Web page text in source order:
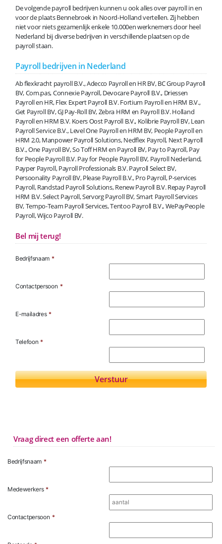
De volgende payroll bedrijven kunnen u ook alles over payroll in en
voor de plaats Bennebroek in Noord-Holland vertellen. Zij hebben
niet voor niets gezamenlijk enkele 10.000en werknemers door heel
Nederland bij diverse bedrijven in verschillende plaatsen op de
payroll staan.
Payroll bedrijven in Nederland
Ab flexkracht payroll B.V., Adecco Payroll en HR BV, BC Group Payroll
BV, Com.pas, Connexie Payroll, Devocare Payroll B.V., Driessen
Payroll en HR, Flex Expert Payroll B.V. Fortium Payroll en HRM B.V.,
Get Payroll BV, GJ Pay-Roll BV, Zebra HRM en Payroll B.V. Holland
Payroll en HRM B.V. Koers Oost Payroll B.V., Kolibrie Payroll BV, Lean
Payroll Service B.V., Level One Payroll en HRM BV, People Payroll en
HRM 2.0, Manpower Payroll Solutions, Nedflex Payroll, Next Payroll
B.V., One Payroll BV, So Toff HRM en Payroll BV, Pay to Payroll, Pay
for People Payroll B.V. Pay for People Payroll BV, Payroll Nederland,
Payper Payroll, Payroll Professionals B.V. Payroll Select BV,
Persoonality Payroll BV, Please Payroll B.V., Pro Payroll, P-services
Payroll, Randstad Payroll Solutions, Renew Payroll B.V. Repay Payroll
HRM B.V. Select Payroll, Servorg Payroll BV, Smart Payroll Services
BV, Tempo-Team Payroll Services, Tentoo Payroll B.V., WePayPeople
Payroll, Wijco Payroll BV.
Bel mij terug!
Bedrijfsnaam *
Contactpersoon *
E-mailadres *
Telefoon *
Vraag direct een offerte aan!
Bedrijfsnaam *
Medewerkers *
Contactpersoon *